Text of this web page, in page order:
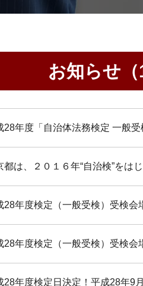
お知らせ（
28年度「自治体法務検定 一般受
都は、２０１６年“自治検”を
28年度検定（一般受検）受検会
28年度検定（一般受検）受検会
28年度検定日決定！平成28年9